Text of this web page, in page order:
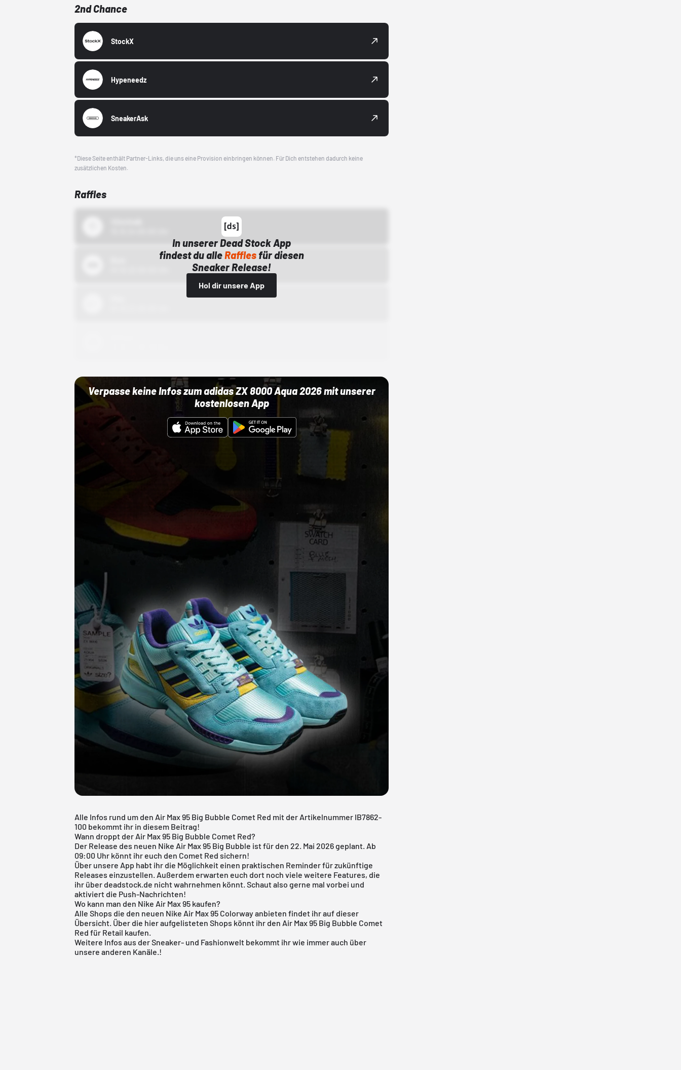
2nd Chance
StockX
Hypeneedz
SneakerAsk
*Diese Seite enthält Partner-Links, die uns eine Provision einbringen können. Für Dich entstehen dadurch keine
zusätzlichen Kosten.
Raffles
In unserer Dead Stock App
findest du alleRaffles für diesen
Sneaker Release!
Hol dir unsere App
Verpasse keine Infos zum adidas ZX 8000 Aqua 2026 mit unserer
kostenlosen App
Alle Infos rund um den Air Max 95 Big Bubble Comet Red mit der Artikelnummer IB7862-
100 bekommt ihr in diesem Beitrag!
Wann droppt der Air Max 95 Big Bubble Comet Red?
Der Release des neuen Nike Air Max 95 Big Bubble ist für den 22. Mai 2026 geplant. Ab
09:00 Uhr könnt ihr euch den Comet Red sichern!
Über unsere App habt ihr die Möglichkeit einen praktischen Reminder für zukünftige
Releases einzustellen. Außerdem erwarten euch dort noch viele weitere Features, die
ihr über deadstock.de nicht wahrnehmen könnt. Schaut also gerne mal vorbei und
aktiviert die Push-Nachrichten!
Wo kann man den Nike Air Max 95 kaufen?
Alle Shops die den neuen Nike Air Max 95 Colorway anbieten findet ihr auf dieser
Übersicht. Über die hier aufgelisteten Shops könnt ihr den Air Max 95 Big Bubble Comet
Red für Retail kaufen.
Weitere Infos aus derSneaker- und Fashionwelt bekommt ihr wie immer auch über
unsere anderen Kanäle.!